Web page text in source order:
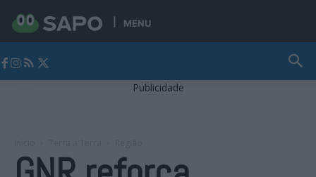
MENU
Publicidade